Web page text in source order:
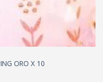
ORO X 10